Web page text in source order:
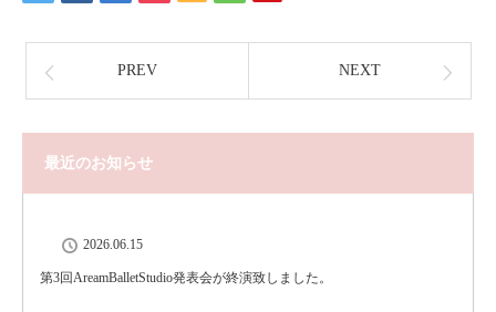
PREV NEXT
最近のお知らせ
2026.06.15
第3回AreamBalletStudio発表会が終演致しました。